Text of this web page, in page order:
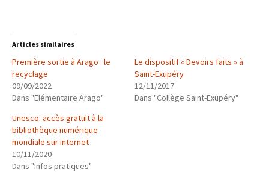
Articles similaires
Première sortie à Arago : le
recyclage
09/09/2022
Dans "Elémentaire Arago"
Le dispositif « Devoirs faits » à
Saint-Exupéry
12/11/2017
Dans "Collège Saint-Exupéry"
Unesco: accès gratuit à la
bibliothèque numérique
mondiale sur internet
10/11/2020
Dans "Infos pratiques"